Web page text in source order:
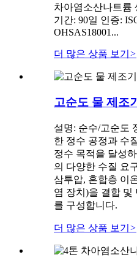
차아염소산나트륨
기간: 90일 인증:
OHSAS18001...
더 많은 상품 보기 >
고순도 물 제조
설명: 순수/고순도
한 정수 공정과 수
정수 목적을 달성
의 다양한 수질 요
삼투압, 혼합층 이
염 장치)을 결합 및
를 구성합니다.
더 많은 상품 보기 >